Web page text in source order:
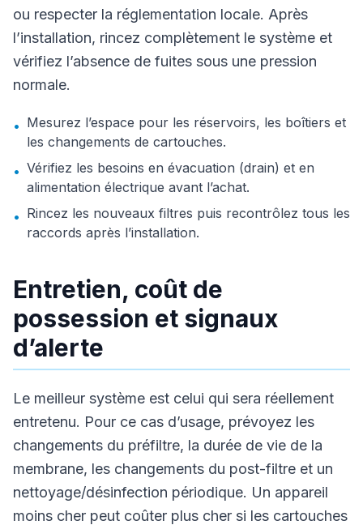
ou respecter la réglementation locale. Après
l’installation, rincez complètement le système et
vérifiez l’absence de fuites sous une pression
normale.
• Mesurez l’espace pour les réservoirs, les boîtiers et
les changements de cartouches.
• Vérifiez les besoins en évacuation (drain) et en
alimentation électrique avant l’achat.
• Rincez les nouveaux filtres puis recontrôlez tous les
raccords après l’installation.
Entretien, coût de
possession et signaux
d’alerte
Le meilleur système est celui qui sera réellement
entretenu. Pour ce cas d’usage, prévoyez les
changements du préfiltre, la durée de vie de la
membrane, les changements du post-filtre et un
nettoyage/désinfection périodique. Un appareil
moins cher peut coûter plus cher si les cartouches